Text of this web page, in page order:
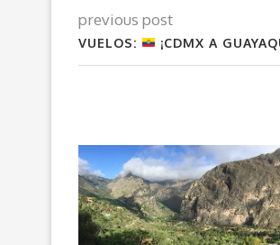
previous post
VUELOS: ¡CDMX A